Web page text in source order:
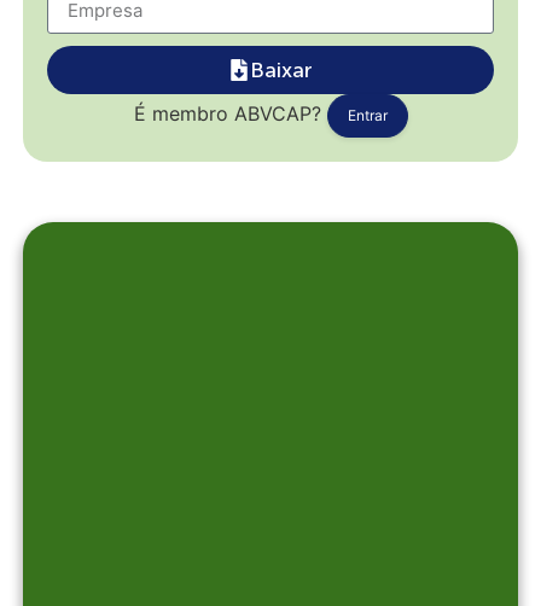
Baixar
É membro ABVCAP? Entrar